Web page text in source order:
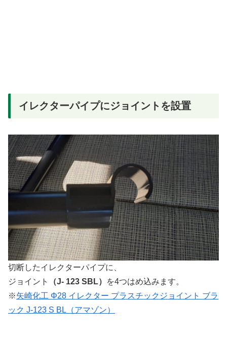
イレクターパイプにジョイントを設置
切断したイレクターパイプに、
ジョイント
（J- 123 SBL）
を4つはめ込みます。
※矢崎化工 Φ28 イレクター プラスチックジョイント ブラ
ック J-123 S BL（アマゾン）